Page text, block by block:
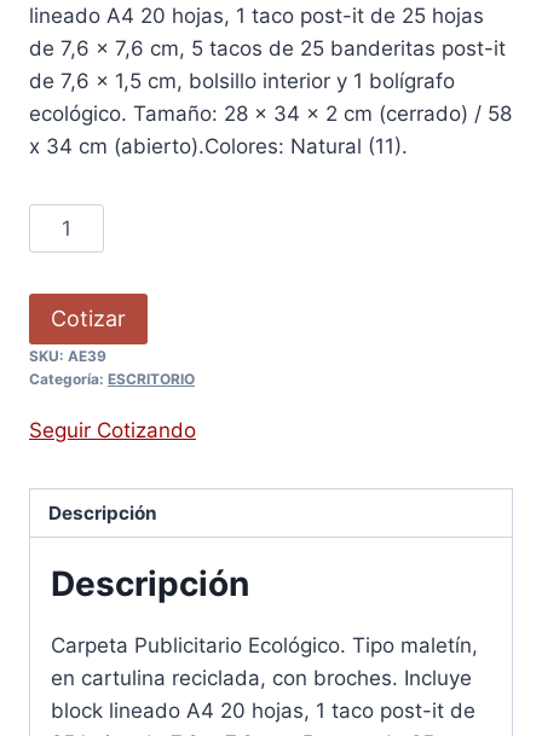
lineado A4 20 hojas, 1 taco post-it de 25 hojas
de 7,6 x 7,6 cm, 5 tacos de 25 banderitas post-it
de 7,6 x 1,5 cm, bolsillo interior y 1 bolígrafo
ecológico. Tamaño: 28 x 34 x 2 cm (cerrado) / 58
x 34 cm (abierto).Colores: Natural (11).
Cotizar
SKU: AE39
Categoría: ESCRITORIO
Seguir Cotizando
Descripción
Descripción
Carpeta Publicitario Ecológico. Tipo maletín,
en cartulina reciclada, con broches. Incluye
block lineado A4 20 hojas, 1 taco post-it de